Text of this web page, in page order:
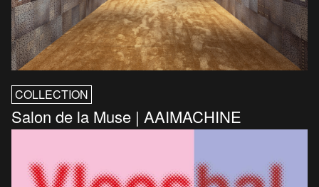
COLLECTION
Salon de la Muse | AAIMACHINE